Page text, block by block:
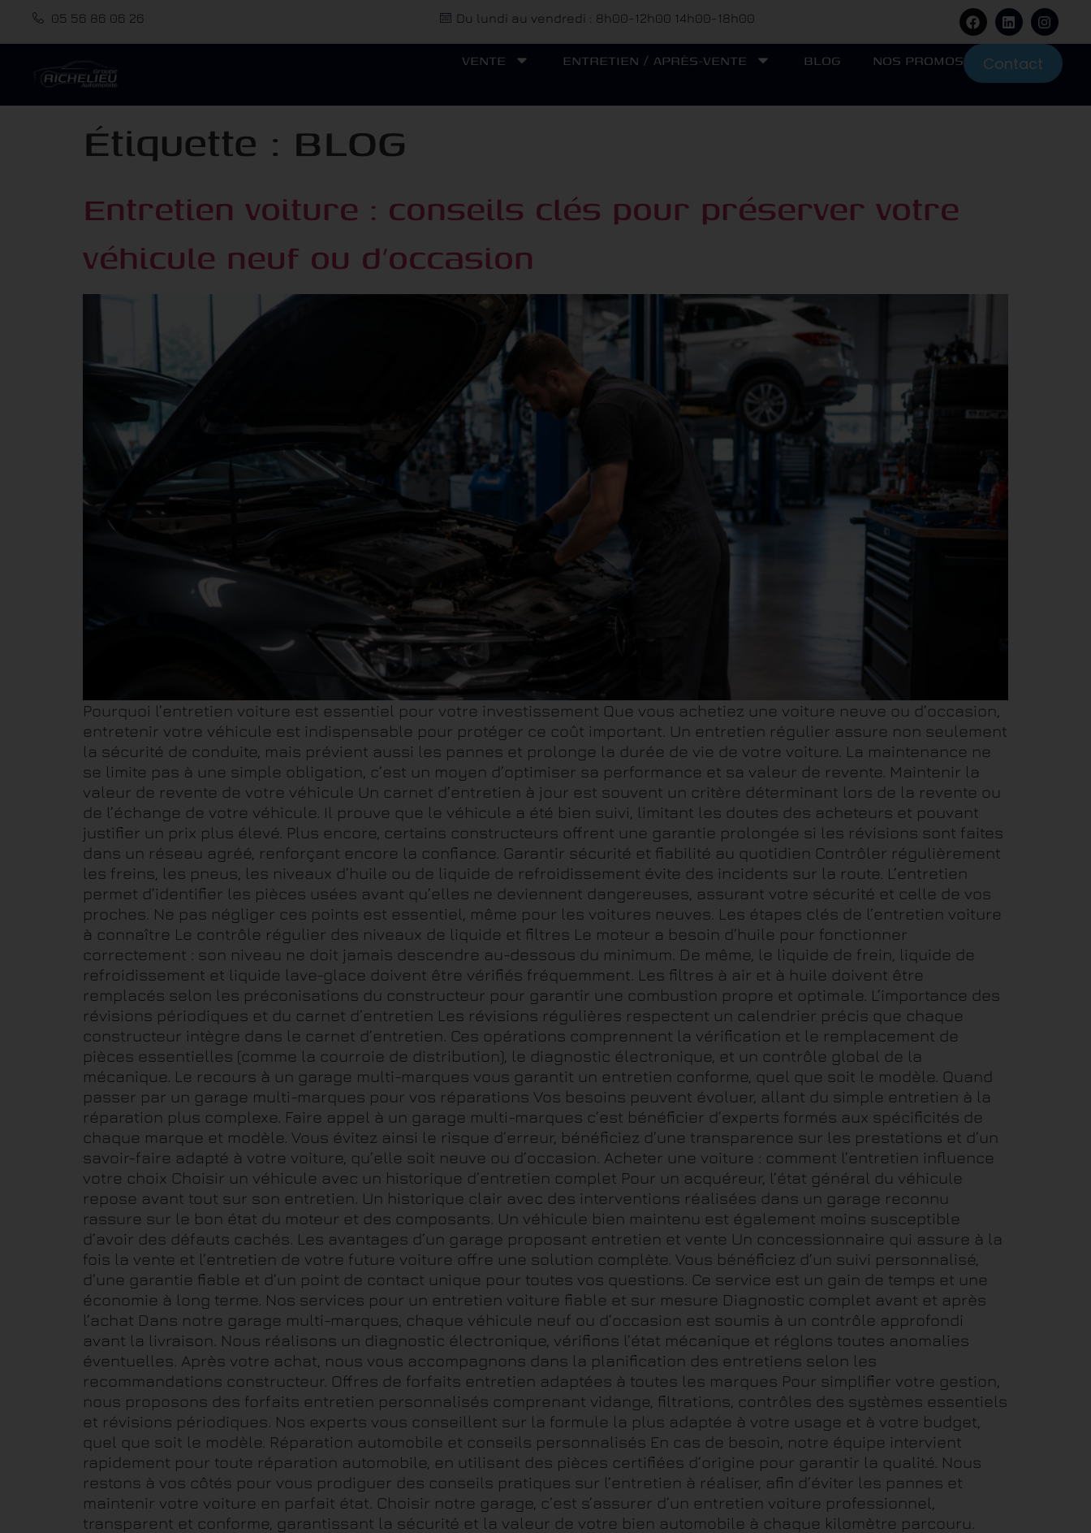
05 56 86 06 26 Du lundi au vendredi : 8h00-12h00 14h00-18h00
VENTE ENTRETIEN / APRÈS-VENTE BLOG NOS PROMOS Contact
Étiquette : BLOG
Entretien voiture : conseils clés pour préserver votre
véhicule neuf ou d’occasion
Pourquoi l’entretien voiture est essentiel pour votre investissement Que vous achetiez une voiture neuve ou d’occasion,
entretenir votre véhicule est indispensable pour protéger ce coût important. Un entretien régulier assure non seulement
la sécurité de conduite, mais prévient aussi les pannes et prolonge la durée de vie de votre voiture. La maintenance ne
se limite pas à une simple obligation, c’est un moyen d’optimiser sa performance et sa valeur de revente. Maintenir la
valeur de revente de votre véhicule Un carnet d’entretien à jour est souvent un critère déterminant lors de la revente ou
de l’échange de votre véhicule. Il prouve que le véhicule a été bien suivi, limitant les doutes des acheteurs et pouvant
justifier un prix plus élevé. Plus encore, certains constructeurs offrent une garantie prolongée si les révisions sont faites
dans un réseau agréé, renforçant encore la confiance. Garantir sécurité et fiabilité au quotidien Contrôler régulièrement
les freins, les pneus, les niveaux d’huile ou de liquide de refroidissement évite des incidents sur la route. L’entretien
permet d’identifier les pièces usées avant qu’elles ne deviennent dangereuses, assurant votre sécurité et celle de vos
proches. Ne pas négliger ces points est essentiel, même pour les voitures neuves. Les étapes clés de l’entretien voiture
à connaître Le contrôle régulier des niveaux de liquide et filtres Le moteur a besoin d’huile pour fonctionner
correctement : son niveau ne doit jamais descendre au-dessous du minimum. De même, le liquide de frein, liquide de
refroidissement et liquide lave-glace doivent être vérifiés fréquemment. Les filtres à air et à huile doivent être
remplacés selon les préconisations du constructeur pour garantir une combustion propre et optimale. L’importance des
révisions périodiques et du carnet d’entretien Les révisions régulières respectent un calendrier précis que chaque
constructeur intègre dans le carnet d’entretien. Ces opérations comprennent la vérification et le remplacement de
pièces essentielles (comme la courroie de distribution), le diagnostic électronique, et un contrôle global de la
mécanique. Le recours à un garage multi-marques vous garantit un entretien conforme, quel que soit le modèle. Quand
passer par un garage multi-marques pour vos réparations Vos besoins peuvent évoluer, allant du simple entretien à la
réparation plus complexe. Faire appel à un garage multi-marques c’est bénéficier d’experts formés aux spécificités de
chaque marque et modèle. Vous évitez ainsi le risque d’erreur, bénéficiez d’une transparence sur les prestations et d’un
savoir-faire adapté à votre voiture, qu’elle soit neuve ou d’occasion. Acheter une voiture : comment l’entretien influence
votre choix Choisir un véhicule avec un historique d’entretien complet Pour un acquéreur, l’état général du véhicule
repose avant tout sur son entretien. Un historique clair avec des interventions réalisées dans un garage reconnu
rassure sur le bon état du moteur et des composants. Un véhicule bien maintenu est également moins susceptible
d’avoir des défauts cachés. Les avantages d’un garage proposant entretien et vente Un concessionnaire qui assure à la
fois la vente et l’entretien de votre future voiture offre une solution complète. Vous bénéficiez d’un suivi personnalisé,
d’une garantie fiable et d’un point de contact unique pour toutes vos questions. Ce service est un gain de temps et une
économie à long terme. Nos services pour un entretien voiture fiable et sur mesure Diagnostic complet avant et après
l’achat Dans notre garage multi-marques, chaque véhicule neuf ou d’occasion est soumis à un contrôle approfondi
avant la livraison. Nous réalisons un diagnostic électronique, vérifions l’état mécanique et réglons toutes anomalies
éventuelles. Après votre achat, nous vous accompagnons dans la planification des entretiens selon les
recommandations constructeur. Offres de forfaits entretien adaptées à toutes les marques Pour simplifier votre gestion,
nous proposons des forfaits entretien personnalisés comprenant vidange, filtrations, contrôles des systèmes essentiels
et révisions périodiques. Nos experts vous conseillent sur la formule la plus adaptée à votre usage et à votre budget,
quel que soit le modèle. Réparation automobile et conseils personnalisés En cas de besoin, notre équipe intervient
rapidement pour toute réparation automobile, en utilisant des pièces certifiées d’origine pour garantir la qualité. Nous
restons à vos côtés pour vous prodiguer des conseils pratiques sur l’entretien à réaliser, afin d’éviter les pannes et
maintenir votre voiture en parfait état. Choisir notre garage, c’est s’assurer d’un entretien voiture professionnel,
transparent et conforme, garantissant la sécurité et la valeur de votre bien automobile à chaque kilomètre parcouru.